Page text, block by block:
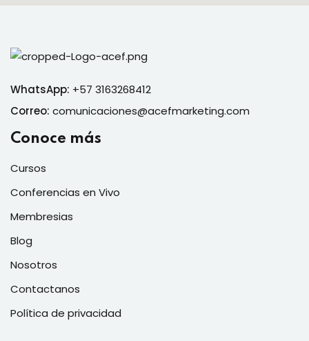
WhatsApp: +57 3163268412
Correo: comunicaciones@acefmarketing.com
Conoce más
Cursos
Conferencias en Vivo
Membresias
Blog
Nosotros
Contactanos
Política de privacidad